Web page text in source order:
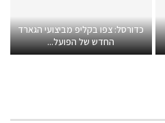
כדורסל: צפו בקליפ מביצועי הגארד
החדש של הפועל...